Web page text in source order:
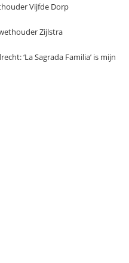
Vijfde Dorp
Zijlstra
‘La Sagrada Familia’ is mijn